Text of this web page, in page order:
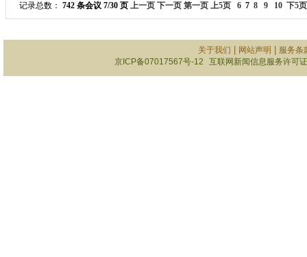
记录总数： 742 条会议 7/30 页 上一页 下一页 第一页 上5页 6 7 8 9 10 下5页
关于我们 网站声明
服务条
京ICP备07017567号-12
互联网新闻信息服务许可证